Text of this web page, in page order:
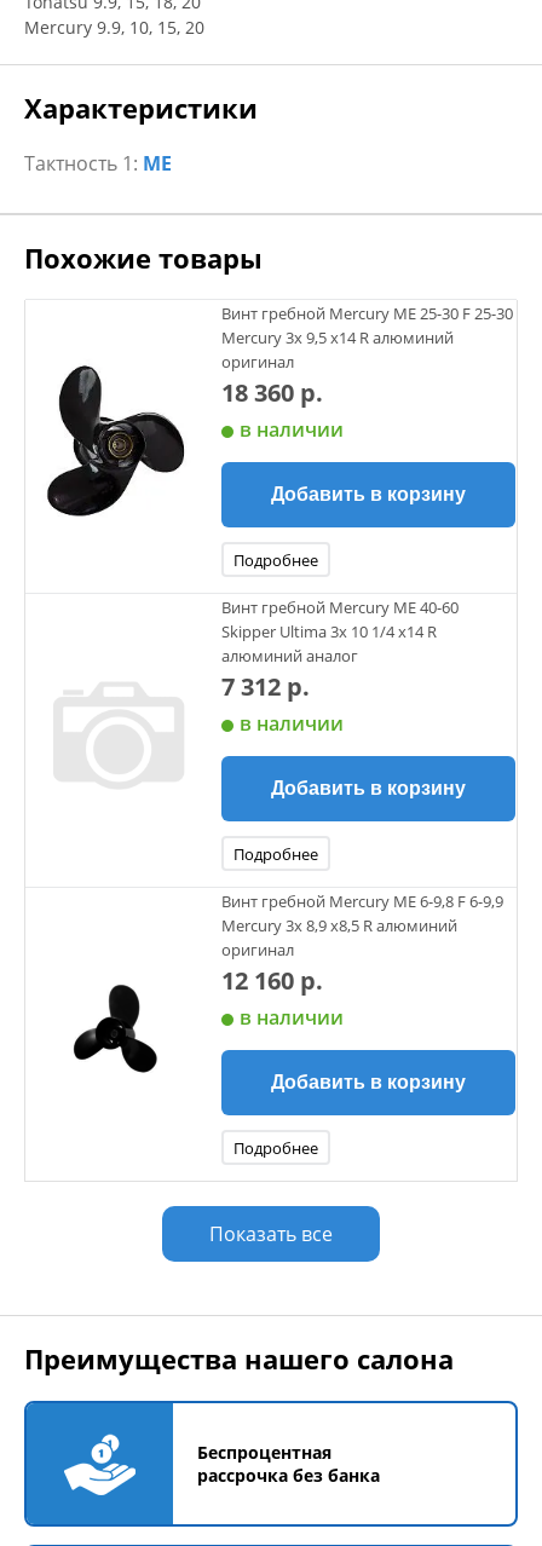
Mercury 9.9, 10, 15, 20
Характеристики
Тактность 1: ME
Похожие товары
Винт гребной Mercury ME 25-30 F 25-30
Mercury 3х 9,5 х14 R алюминий
оригинал
18 360 р.
в наличии
Добавить в корзину
Подробнее
Винт гребной Mercury ME 40-60
Skipper Ultima 3х 10 1/4 х14 R
алюминий аналог
7 312 р.
в наличии
Добавить в корзину
Подробнее
Винт гребной Mercury ME 6-9,8 F 6-9,9
Mercury 3х 8,9 х8,5 R алюминий
оригинал
12 160 р.
в наличии
Добавить в корзину
Подробнее
Показать все
Преимущества нашего салона
Беспроцентная
рассрочка без банка